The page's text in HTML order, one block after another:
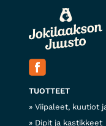
TUOTTEET
Viipaleet, kuutiot
Dipit ja kastikkeet